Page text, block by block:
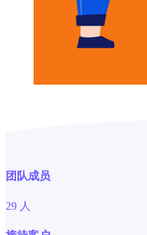
团队成员
29 人